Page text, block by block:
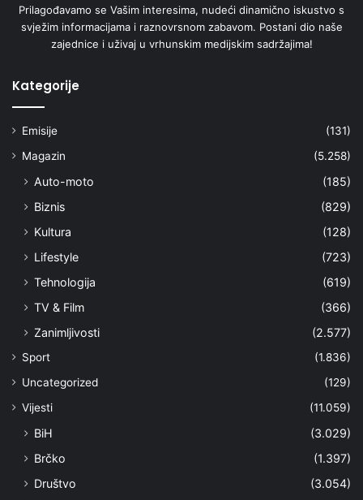
Prilagođavamo se Vašim interesima, nudeći dinamično iskustvo s
svježim informacijama i raznovrsnom zabavom. Postani dio naše
zajednice i uživaj u vrhunskim medijskim sadržajima!
Kategorije
Emisije
(131)
Magazin
(5.258)
Auto-moto
(185)
Biznis
(829)
Kultura
(128)
Lifestyle
(723)
Tehnologija
(619)
TV & Film
(366)
Zanimljivosti
(2.577)
Sport
(1.836)
Uncategorized
(129)
Vijesti
(11.059)
BiH
(3.029)
Brčko
(1.397)
Društvo
(3.054)